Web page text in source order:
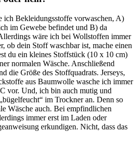
ich Bekleidungsstoffe vorwaschen, A)
im Gewebe befindet und B) da
wäre ich bei Wollstoffen immer
ob dein Stoff waschbar ist, mache einen
du ein kleines Stoffstück (10 x 10 cm)
normalen Wäsche. Anschließend
die Größe des Stoffquadrats. Jerseys,
aus Baumwolle wasche ich immer
vor. Und, ich bin auch mutig und
im Trockner an. Denn so
Wäsche auch. Bei empfindlichen
immer erst im Laden oder
erkundigen. Nicht, dass das